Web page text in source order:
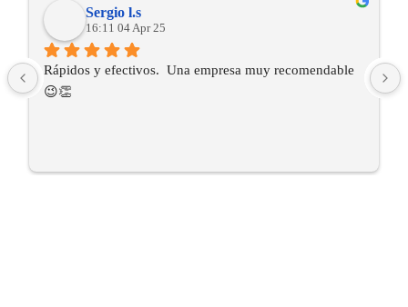
Sergio l.s
16:11 04 Apr 25
Rápidos y efectivos.  Una empresa muy recomendable
😉👏